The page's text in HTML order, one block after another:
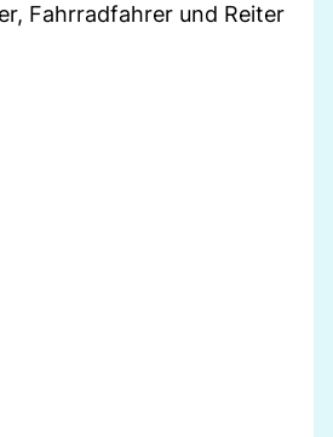
Fahrradfahrer und Reiter